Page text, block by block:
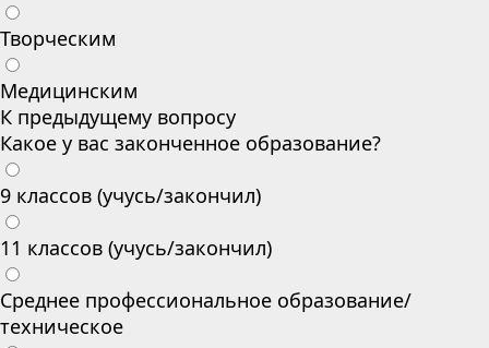
Творческим
Медицинским
К предыдущему вопросу
Какое у вас законченное образование?
9 классов (учусь/закончил)
11 классов (учусь/закончил)
Среднее профессиональное образование/
техническое